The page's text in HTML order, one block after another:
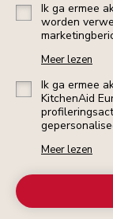
Ik ga ermee
worden
Meer lezen
Ik ga ermee
KitchenAid
Meer lezen